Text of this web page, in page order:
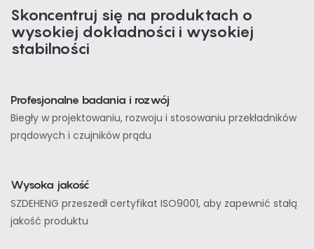
Skoncentruj się na produktach o
wysokiej dokładności i wysokiej
stabilności
Profesjonalne badania i rozwój
Biegły w projektowaniu, rozwoju i stosowaniu przekładników
prądowych i czujników prądu
Wysoka jakość
SZDEHENG przeszedł certyfikat ISO9001, aby zapewnić stałą
jakość produktu